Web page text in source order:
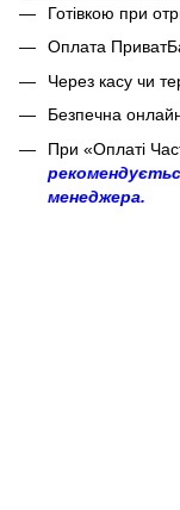
Готівкою при
Оплата
Через касу чи
Безпечна
При «Оплаті
менеджера.